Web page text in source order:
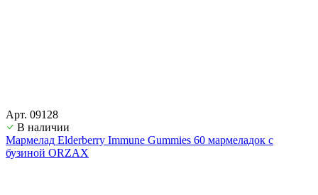
Арт. 09128
В наличии
Мармелад Elderberry Immune Gummies 60 мармеладок с
бузиной ORZAX